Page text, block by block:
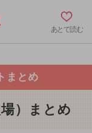
あとで読む
まとめ
）まとめ